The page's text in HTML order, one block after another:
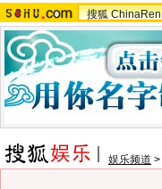
搜狐 ChinaRen
娱乐频道 >